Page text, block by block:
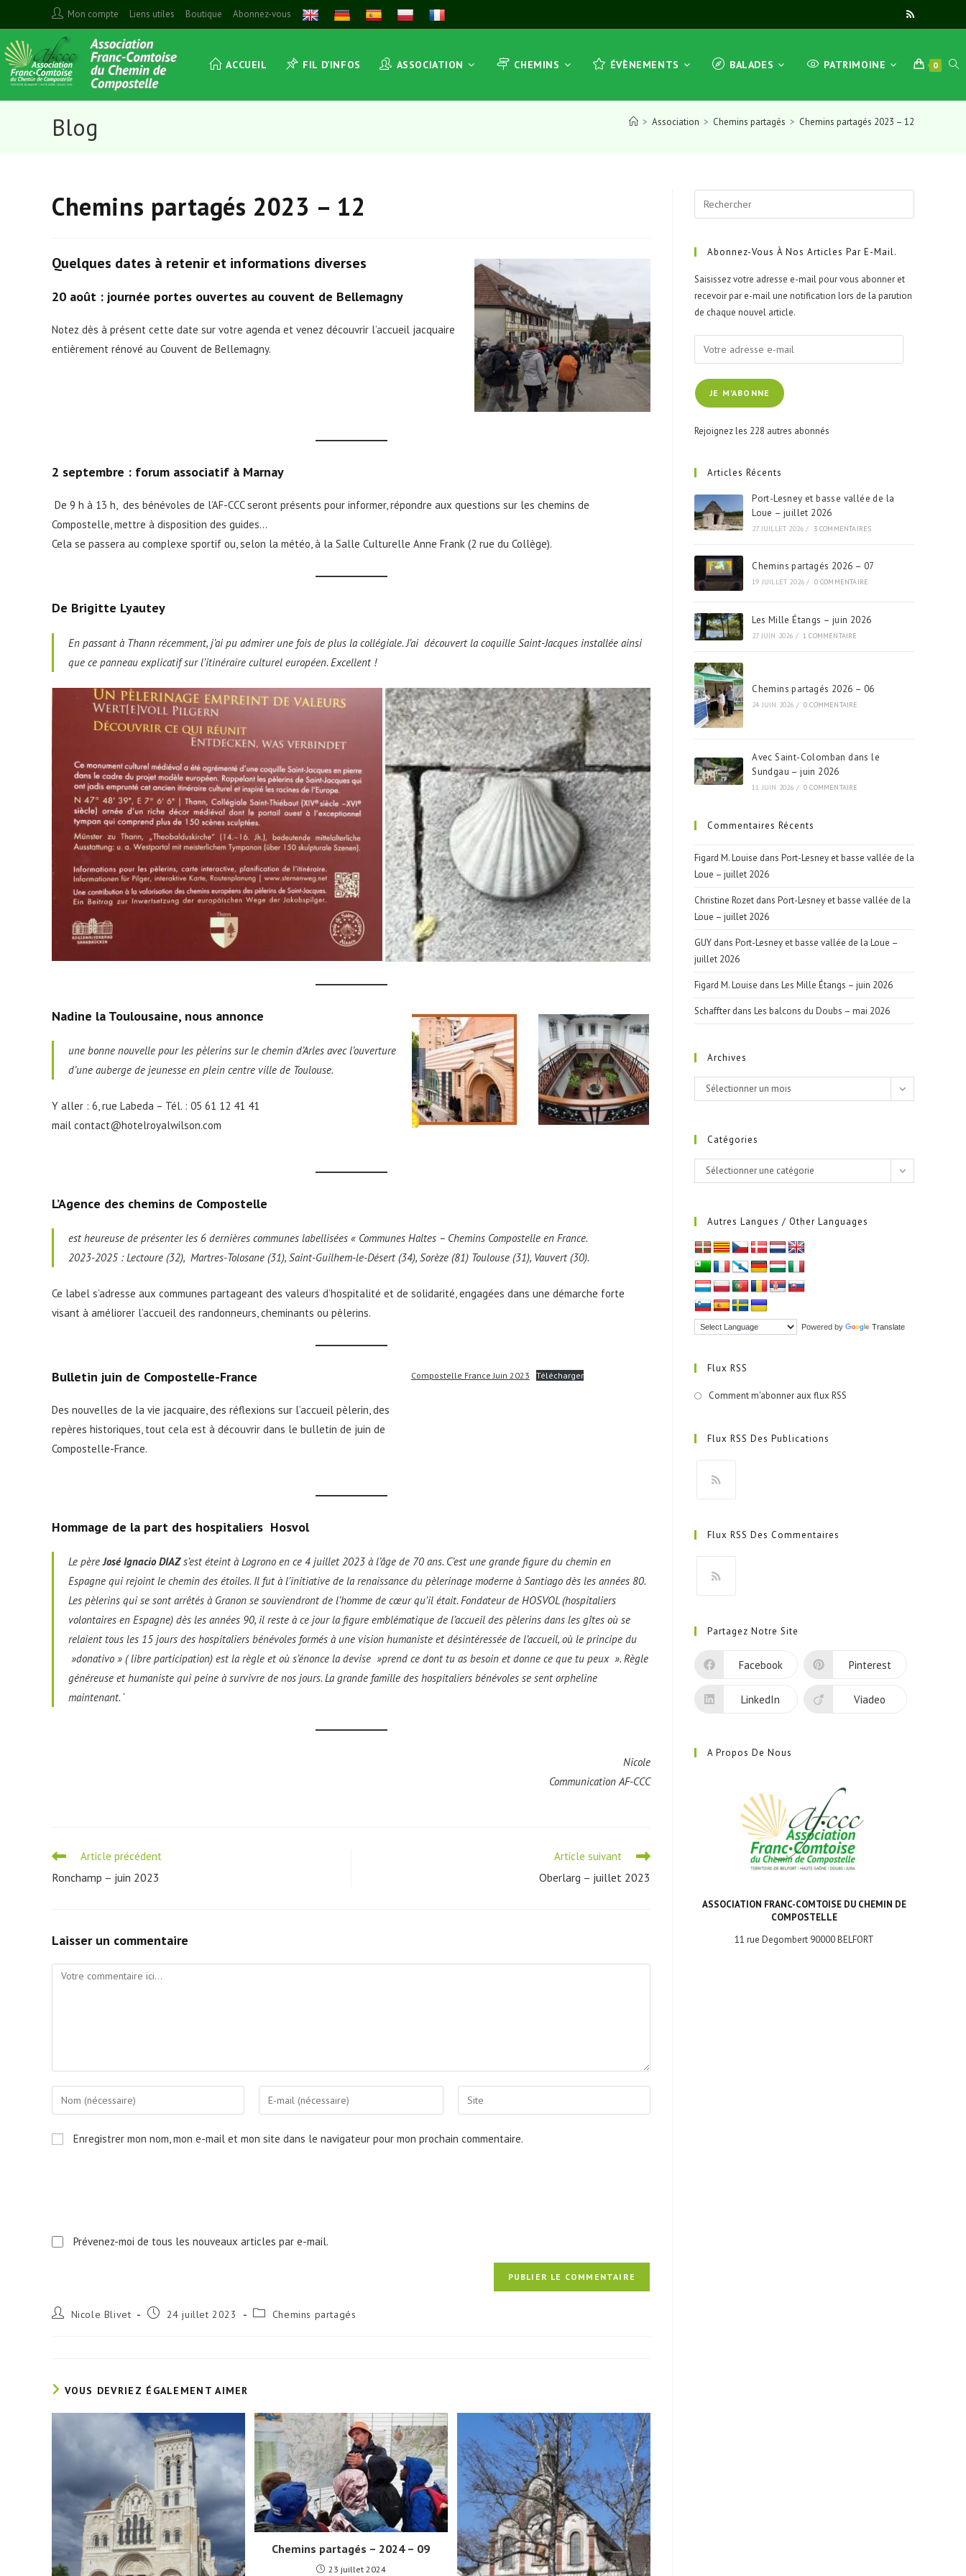
to
content
Mon compte Liens utiles Boutique Abonnez-vous
ACCUEIL FIL D’INFOS ASSOCIATION CHEMINS ÉVÈNEMENTS BALADES PATRIMOINE 0
Blog > Association > Chemins partagés > Chemins partagés 2023 – 12
Chemins partagés 2023 – 12
Quelques dates à retenir et informations diverses
20 août : journée portes ouvertes au couvent de Bellemagny
Notez dès à présent cette date sur votre agenda et venez découvrir l’accueil jacquaire
entièrement rénové au Couvent de Bellemagny.
2 septembre : forum associatif à Marnay
De 9 h à 13 h, des bénévoles de l’AF-CCC seront présents pour informer, répondre aux questions sur les chemins de
Compostelle, mettre à disposition des guides…
Cela se passera au complexe sportif ou, selon la météo, à la Salle Culturelle Anne Frank (2 rue du Collège).
De Brigitte Lyautey
En passant à Thann récemment, j’ai pu admirer une fois de plus la collégiale. J’ai découvert la coquille Saint-Jacques installée ainsi
que ce panneau explicatif sur l’itinéraire culturel européen. Excellent !
Nadine la Toulousaine, nous annonce
une bonne nouvelle pour les pèlerins sur le chemin d’Arles avec l’ouverture
d’une auberge de jeunesse en plein centre ville de Toulouse.
Y aller : 6, rue Labeda – Tél. : 05 61 12 41 41
mail contact@hotelroyalwilson.com
L’Agence des chemins de Compostelle
est heureuse de présenter les 6 dernières communes labellisées « Communes Haltes – Chemins Compostelle en France.
2023-2025 : Lectoure (32), Martres-Tolosane (31), Saint-Guilhem-le-Désert (34), Sorèze (81) Toulouse (31), Vauvert (30).
Ce label s’adresse aux communes partageant des valeurs d’hospitalité et de solidarité, engagées dans une démarche forte
visant à améliorer l’accueil des randonneurs, cheminants ou pèlerins.
Bulletin juin de Compostelle-France
Des nouvelles de la vie jacquaire, des réflexions sur l’accueil pèlerin, des
repères historiques, tout cela est à découvrir dans le bulletin de juin de
Compostelle-France.
Compostelle France Juin 2023 Télécharger
Hommage de la part des hospitaliers Hosvol
Le pèreJosé Ignacio DIAZs’est éteint à Logrono en ce 4 juillet 2023 à l’âge de 70 ans. C’est une grande figure du chemin en
Espagne qui rejoint le chemin des étoiles. Il fut à l’initiative de la renaissance du pèlerinage moderne à Santiago dès les années 80.
Les pèlerins qui se sont arrêtés à Granon se souviendront de l’homme de cœur qu’il était. Fondateur de HOSVOL (hospitaliers
volontaires en Espagne) dès les années 90, il reste à ce jour la figure emblématique de l’accueil des pèlerins dans les gîtes où se
relaient tous les 15 jours des hospitaliers bénévoles formés à une vision humaniste et désintéressée de l’accueil, où le principe du
»donativo » ( libre participation) est la règle et où s’énonce la devise »prend ce dont tu as besoin et donne ce que tu peux ». Règle
généreuse et humaniste qui peine à survivre de nos jours. La grande famille des hospitaliers bénévoles se sent orpheline
maintenant. ‘
Nicole
Communication AF-CCC
Read
articles
Article précédent
Ronchamp – juin 2023
Article suivant
Oberlarg – juillet 2023
Laisser un commentaire
Comment
Enter
your
or
Enter
your
Saisir
l’URL
Enregistrer mon nom, mon e-mail et mon site dans le navigateur pour mon prochain commentaire.
Prévenez-moi de tous les nouveaux articles par e-mail.
Auteur/autrice
Nicole Blivet
Publication
24 juillet 2023
Post Chemins partagés
VOUS DEVRIEZ ÉGALEMENT AIMER
Chemins partagés – 2024 – 09
23 juillet 2024
Escape
Abonnez-Vous À Nos Articles Par E-Mail.
Saisissez votre adresse e-mail pour vous abonner et
recevoir par e-mail une notification lors de la parution
de chaque nouvel article.
Votre
adresse
e-
mailJE M'ABONNE
Rejoignez les 228 autres abonnés
Articles Récents
Port-Lesney et basse vallée de la
Loue – juillet 2026
27 JUILLET 2026 / 3 COMMENTAIRES
Chemins partagés 2026 – 07
19 JUILLET 2026 / 0 COMMENTAIRE
Les Mille Étangs – juin 2026
27 JUIN 2026 / 1 COMMENTAIRE
Chemins partagés 2026 – 06
24 JUIN 2026 / 0 COMMENTAIRE
Avec Saint-Colomban dans le
Sundgau – juin 2026
11 JUIN 2026 / 0 COMMENTAIRE
Commentaires Récents
Figard M. Louise dans Port-Lesney et basse vallée de la
Loue – juillet 2026
Christine Rozet dans Port-Lesney et basse vallée de la
Loue – juillet 2026
GUY dans Port-Lesney et basse vallée de la Loue –
juillet 2026
Figard M. Louise dans Les Mille Étangs – juin 2026
Schaffter dans Les balcons du Doubs – mai 2026
Archives
Archives
Sélectionner un mois
Catégories
Catégories
Sélectionner une catégorie
Autres Langues / Other Languages
Powered by Translate
Flux RSS
Comment m'abonner aux flux RSS
Flux RSS Des Publications
un
onglet
Flux RSS Des Commentaires
un
nouvel
Partagez Notre Site
Facebook Pinterest
LinkedIn Viadeo
A Propos De Nous
ASSOCIATION FRANC-COMTOISE DU CHEMIN DE
COMPOSTELLE
11 rue Degombert 90000 BELFORT